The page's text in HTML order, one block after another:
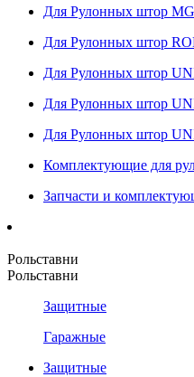
Для Рулонных штор
Для Рулонных штор
Для Рулонных штор
Для Рулонных штор
Для Рулонных штор
Комплектующие для
Запчасти и
Рольставни
Рольставни
Защитные
Гаражные
Защитные